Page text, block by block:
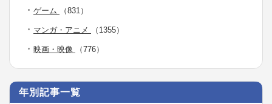
ゲーム （831）
マンガ・アニメ （1355）
映画・映像 （776）
年別記事一覧